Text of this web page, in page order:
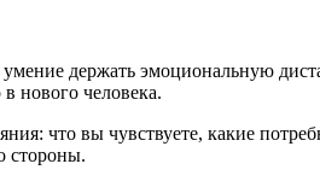
держать эмоциональную
нового человека.
что вы чувствуете, какие
стороны.